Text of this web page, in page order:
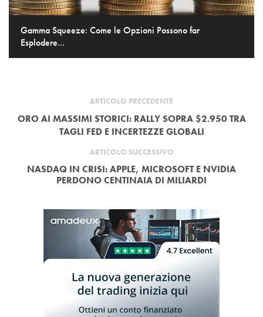
Gamma Squeeze: Come le Opzioni Possono far
Esplodere...
ARTICOLO PRECEDENTE
ORO AI MASSIMI STORICI: RALLY SOPRA $2.950 TRA
TAGLI FED E INCERTEZZE GLOBALI
ARTICOLO SUCCESSIVO
NASDAQ IN CRISI: APPLE, MICROSOFT E NVIDIA
PERDONO CENTINAIA DI MILIARDI